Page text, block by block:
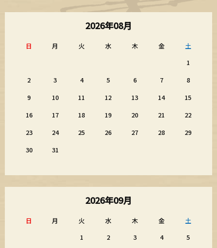
2026年08月
日 月 火 水 木 金
土
1
2
3 4 5 6 7
8
9
10 11 12 13 14
15
16
17 18 19 20 21
22
23
24 25 26 27 28
29
30
31
2026年09月
日 月 火 水 木 金
土
1
2 3 4
5